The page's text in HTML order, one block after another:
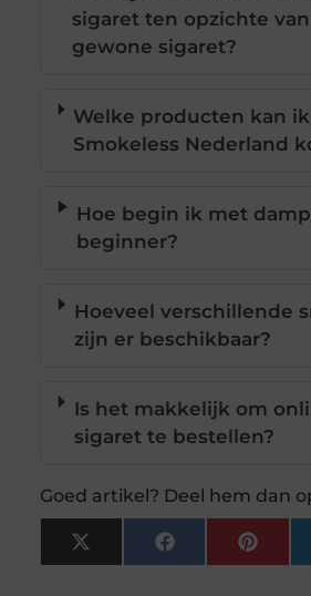
sigaret ten opzichte
gewone sigaret?
Welke producten kan
Smokeless Nederland
Hoe begin ik met
beginner?
Hoeveel verschillende
zijn er beschikbaar?
Is het makkelijk om
sigaret te bestellen?
Goed artikel? Deel hem dan
X
(Twitter)
Facebook